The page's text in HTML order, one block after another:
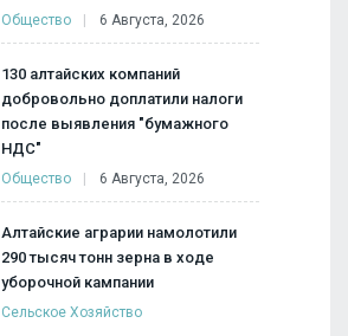
Общество 6 Августа, 2026
130 алтайских компаний
добровольно доплатили налоги
после выявления "бумажного
НДС"
Общество 6 Августа, 2026
Алтайские аграрии намолотили
290 тысяч тонн зерна в ходе
уборочной кампании
Сельское Хозяйство